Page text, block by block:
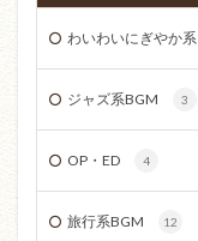
わいわいにぎやか系
ジャズ系BGM 3
OP・ED 4
旅行系BGM 12